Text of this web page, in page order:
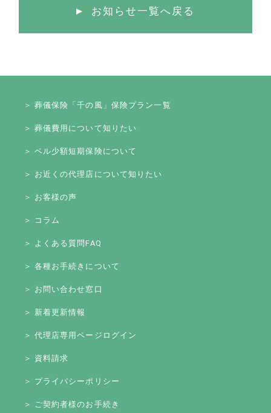
お知らせ一覧へ戻る
＞ 葬儀保険「千の風」保険プラン一覧
＞ 葬儀費用について知りたい
＞ ベル少額短期保険について
＞ お近くの代理店について知りたい
＞ お客様の声
＞ コラム
＞ よくある質問FAQ
＞ 各種お手続きについて
＞ お問い合わせ窓口
＞ 新着更新情報
＞ 代理店専用ページログイン
＞ 資料請求
＞ プライバシーポリシー
＞ ご契約者様のお手続き